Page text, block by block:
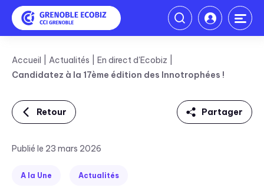
Accueil Actualités
En direct d'Ecobiz
Candidatez à la 17ème édition des Innotrophées !
Retour Partager
Publié le 23 mars 2026
A la Une Actualités